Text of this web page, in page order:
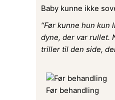
Baby kunne ikke
“Før kunne hun
dyne, der var rullet.
triller til den side,
Før behandling